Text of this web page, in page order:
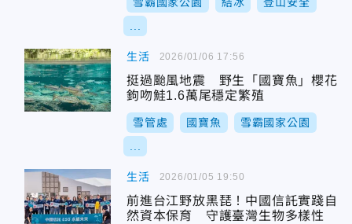
生活
挺過颱風地震 野生「國寶魚」櫻花
鉤吻鮭1.6萬尾穩定繁殖
雪管處 國寶魚 雪霸國家公園
2026/01/06 17:56
生活
前進台江野放黑琵！中國信託實踐自
然資本保育 守護臺灣生物多樣性
2026/01/05 19:50